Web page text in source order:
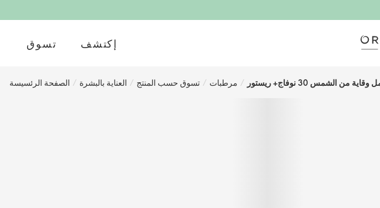
تسوق إكتشف
الصفحة الرئسيسة / العناية بالبشرة / تسوق حسب المنتج / مرطبات /
من الشمس 30 نوفاج+ ريستور